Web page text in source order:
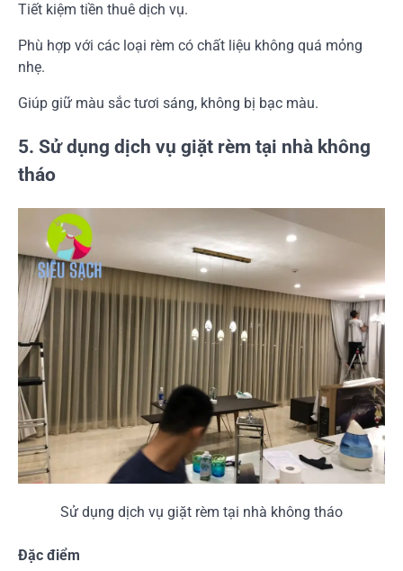
Tiết kiệm tiền thuê dịch vụ.
Phù hợp với các loại rèm có chất liệu không quá mỏng
nhẹ.
Giúp giữ màu sắc tươi sáng, không bị bạc màu.
5. Sử dụng dịch vụ giặt rèm tại nhà không
tháo
Sử dụng dịch vụ giặt rèm tại nhà không tháo
Đặc điểm